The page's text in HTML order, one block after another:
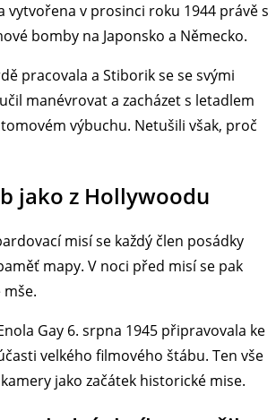
vytvořena v prosinci roku 1944 právě s
bomby na Japonsko a Německo.
pracovala a Stiborik se se svými
manévrovat a zacházet s letadlem
výbuchu. Netušili však, proč
jako z Hollywoodu
misí se každý člen posádky
mapy. V noci před misí se pak
Gay 6. srpna 1945 připravovala ke
velkého filmového štábu. Ten vše
jako začátek historické mise.